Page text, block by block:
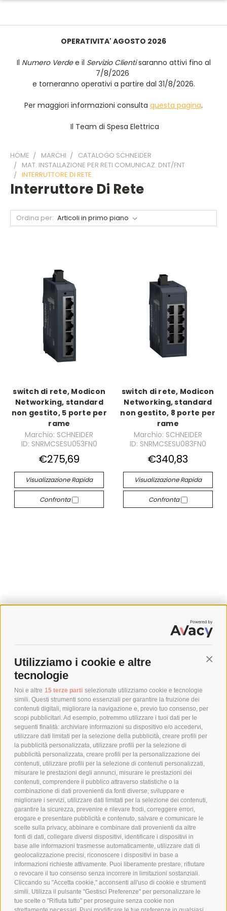
Utilizziamo i cookie e altre
tecnologie
Noi e altre 15 terze parti selezionate utilizziamo cookie e tecnologie
simili. Questi strumenti sono essenziali per garantire la fruizione dei
contenuti digitali, migliorare la navigazione e, previo tuo consenso, per
scopi pubblicitari. Ad esempio, potremmo utilizzare i tuoi dati per le
seguenti finalità: archiviare informazioni su dispositivo e/o accedervi,
utilizzare dati limitati per la selezione della pubblicità, creare profili per
la pubblicità personalizzata, utilizzare profili per la selezione di
pubblicità personalizzata, creare profili per la personalizzazione dei
contenuti, utilizzare profili per la selezione di contenuti personalizzati,
misurare le prestazioni degli annunci, misurare le prestazioni dei
contenuti, comprendere il pubblico attraverso statistiche o la
combinazione di dati provenienti da fonti diverse, sviluppare e
migliorare i servizi, utilizzare dati limitati per la selezione dei contenuti,
garantire la sicurezza, prevenire e rilevare frodi, correggere errori,
erogare e presentare pubblicità e contenuto, salvare e comunicare le
scelte sulla privacy, abbinare e combinare dati provenienti da altre
fonti di dati, collegare diversi dispositivi, identificare i dispositivi in
base alle informazioni trasmesse automaticamente, utilizzare dati di
geolocalizzazione precisi, riconoscere i dispositivi in base a
informazioni richieste attivamente. Puoi liberamente prestare, rifiutare
o revocare il tuo consenso senza incorrere in limitazioni sostanziali.
Cliccando su "Accetta cookie," acconsenti all'uso di cookie e strumenti
simili. Utilizza il pulsante "Gestisci Preferenze" per personalizzare le
tue scelte o "Rifiuta tutto" per proseguire senza cookie non
OPERATIVITA' AGOSTO 2026
Il Numero Verdee il Servizio Clientisaranno attivi fino al
7/8/2026
e torneranno operativi a partire dal 31/8/2026.
Per maggiori informazioni consulta questa pagina.
Il Team di Spesa Elettrica
HOME MARCHI
CATALOGO SCHNEIDER
MAT. INSTALLAZIONE PER RETI COMUNICAZ. DNT/FNT
INTERRUTTORE DI RETE
Interruttore Di Rete
Ordina per:
switch di rete, Modicon
Networking, standard
non gestito, 5 porte per
rame
Marchio: SCHNEIDER
ID: SNRMCSESU053FN0
€275,69
Visualizzazione Rapida
Confronta
switch di rete, Modicon
Networking, standard
non gestito, 8 porte per
rame
Marchio: SCHNEIDER
ID: SNRMCSESU083FN0
€340,83
Visualizzazione Rapida
Confronta
SPEDIZIONI
COSTI DI SPEDIZIONE
POLITICA DI RESO
POLICY
PRIVACY POLICY
COOKIE POLICY
PAGAMENTI SICURI
AZIENDA
CHI SIAMO
MARCHI TRATTATI
CONDOMINI
Bonifico